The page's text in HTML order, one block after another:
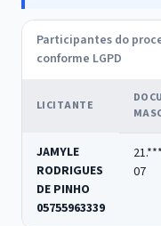
Participantes do
conforme LGPD
LICITANTE
JAMYLE
RODRIGUES
DE PINHO
05755963339
07